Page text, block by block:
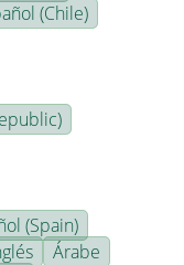
(Chile)
(Spain)
Árabe